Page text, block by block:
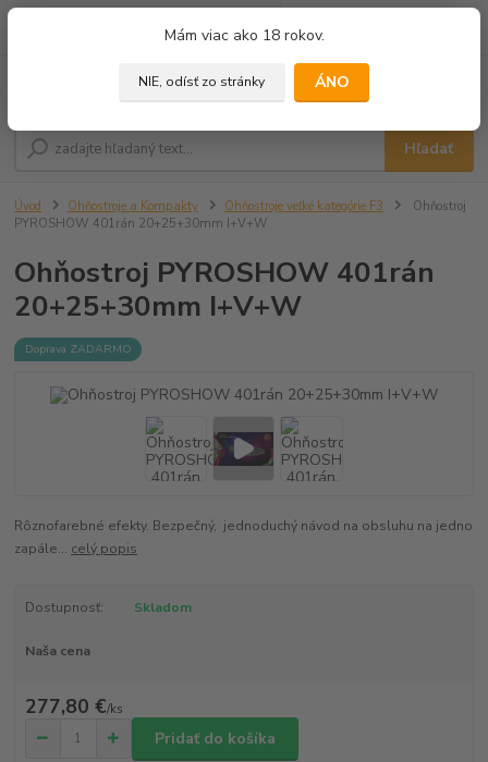
Mám viac ako 18 rokov.
NIE, odísť zo stránky ÁNO
Hľadať
Úvod Ohňostroje a Kompakty Ohňostroje veľké kategórie F3
Ohňostroj
PYROSHOW 401rán 20+25+30mm I+V+W
Ohňostroj PYROSHOW 401rán
20+25+30mm I+V+W
Doprava ZADARMO
Rôznofarebné efekty. Bezpečný, jednoduchý návod na obsluhu na jedno
zapále... celý popis
Dostupnosť: Skladom
Naša cena
277,80 €/ks
Pridať do košíka